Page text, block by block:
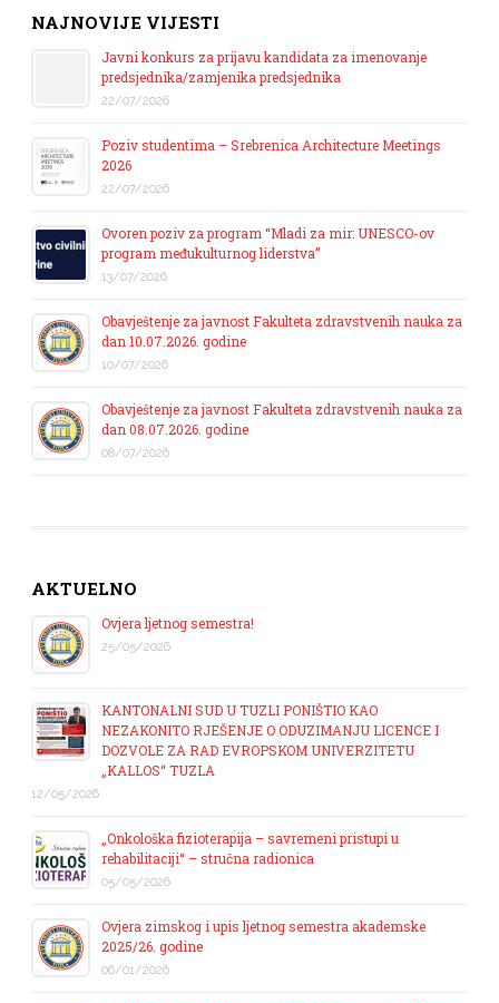
NAJNOVIJE VIJESTI
Javni konkurs za prijavu kandidata za imenovanje
predsjednika/zamjenika predsjednika
22/07/2026
Poziv studentima – Srebrenica Architecture Meetings
2026
22/07/2026
Ovoren poziv za program “Mladi za mir: UNESCO-ov
program međukulturnog liderstva”
13/07/2026
Obavještenje za javnost Fakulteta zdravstvenih nauka za
dan 10.07.2026. godine
10/07/2026
Obavještenje za javnost Fakulteta zdravstvenih nauka za
dan 08.07.2026. godine
08/07/2026
AKTUELNO
Ovjera ljetnog semestra!
25/05/2026
KANTONALNI SUD U TUZLI PONIŠTIO KAO
NEZAKONITO RJEŠENJE O ODUZIMANJU LICENCE I
DOZVOLE ZA RAD EVROPSKOM UNIVERZITETU
„KALLOS“ TUZLA
12/05/2026
„Onkološka fizioterapija – savremeni pristupi u
rehabilitaciji“ – stručna radionica
05/05/2026
Ovjera zimskog i upis ljetnog semestra akademske
2025/26. godine
06/01/2026